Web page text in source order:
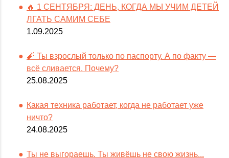
🔥 1 СЕНТЯБРЯ: ДЕНЬ, КОГДА МЫ УЧИМ ДЕТЕЙ
ЛГАТЬ САМИМ СЕБЕ
1.09.2025
🧨 Ты взрослый только по паспорту. А по факту —
всё сливается. Почему?
25.08.2025
Какая техника работает, когда не работает уже
ничто?
24.08.2025
Ты не выгораешь. Ты живёшь не свою жизнь...